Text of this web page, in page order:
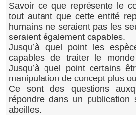
Savoir ce que représente le
tout autant que cette entité
humains ne seraient pas les
seraient également capables.
Jusqu’à quel point les
capables de traiter le
Jusqu’à quel point certains
manipulation de concept plus
Ce sont des questions
répondre dans un publication
abeilles.